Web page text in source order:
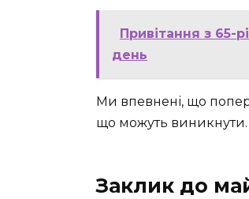
Привітання з
день
Ми впевнені, що
що можуть виникнути.
Заклик до